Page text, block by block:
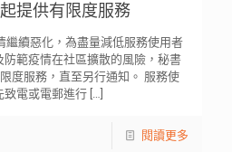
提供有限度服務
繼續惡化，為盡量減低服務使用者
範疫情在社區擴散的風險，秘書
度服務，直至另行通知。 服務使
致電或電郵進行[…]
閱讀更多